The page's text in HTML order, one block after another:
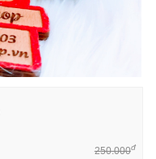
250.000đ